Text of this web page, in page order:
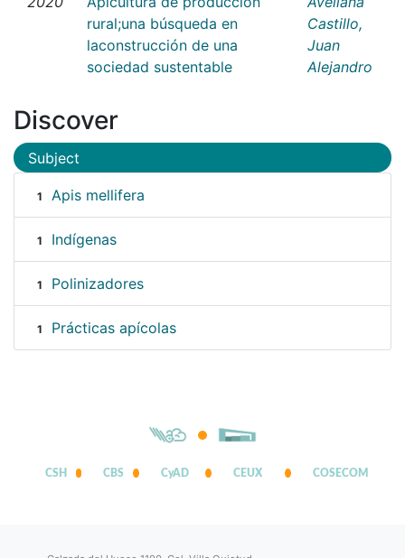
rural;una búsqueda en
laconstrucción de una
sociedad sustentable
Castillo,
Juan
Alejandro
Discover
Subject
1 Apis mellifera
1 Indígenas
1 Polinizadores
1 Prácticas apícolas
CSH CBS CyAD CEUX COSECOM